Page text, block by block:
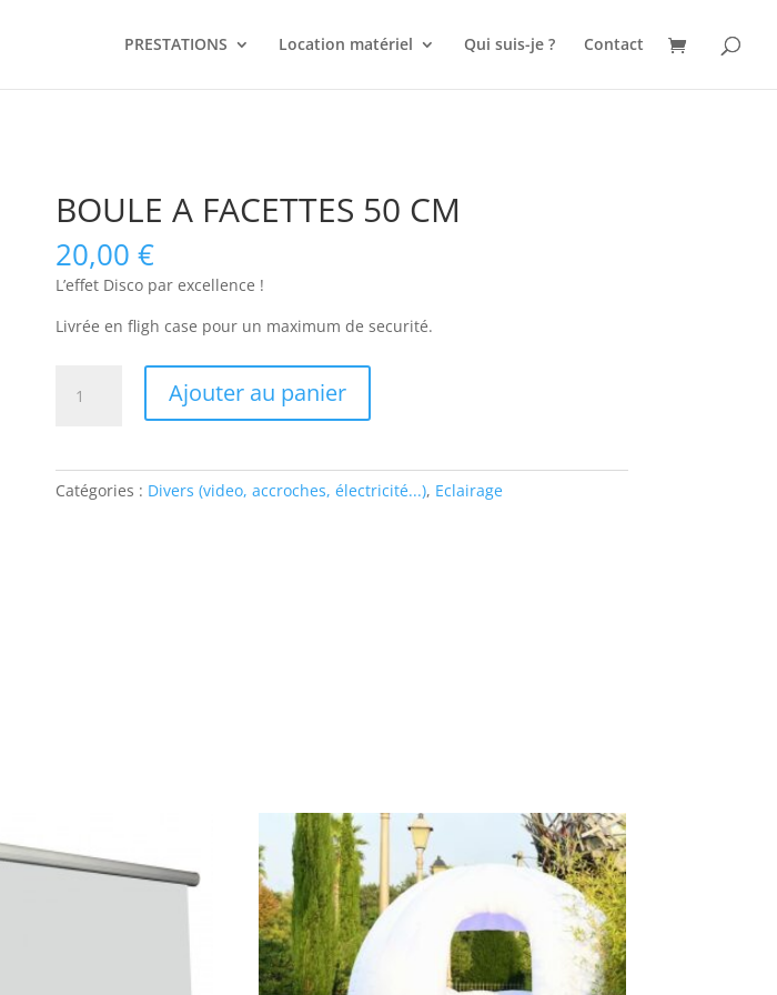
PRESTATIONS Location matériel Qui suis-je ? Contact
BOULE A FACETTES 50 CM
20,00 €
L’effet Disco par excellence !
Livrée en fligh case pour un maximum de securité.
FACETTES
Ajouter au panier
Catégories : Divers (video, accroches, électricité...), Eclairage